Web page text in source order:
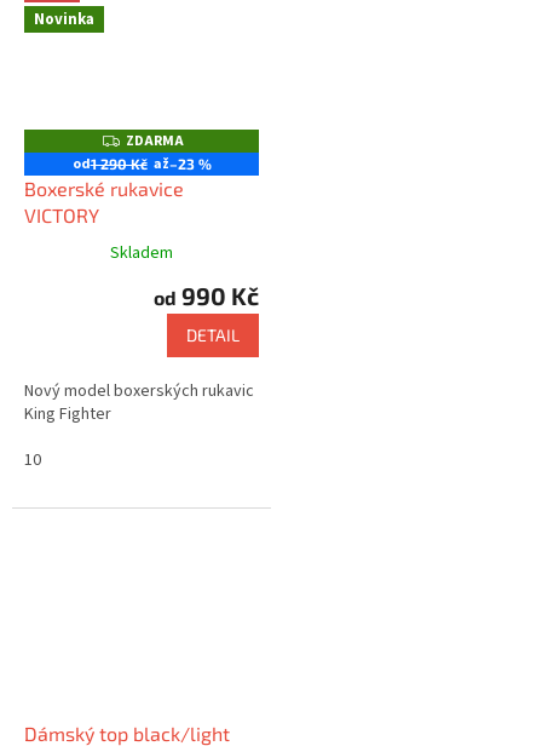
Novinka
Z
D
A
R
ZDARMA
od1 290 Kč až–23 %
Boxerské rukavice
VICTORY
Skladem
od 990 Kč
DETAIL
Nový model boxerských rukavic
King Fighter
10
Dámský top black/light